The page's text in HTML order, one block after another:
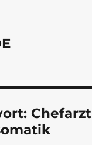
Chefarzt